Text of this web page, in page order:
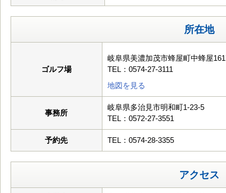
所在地
ゴルフ場
岐阜県美濃加茂市蜂屋町中蜂屋
TEL：0574-27-3111
地図を見る
事務所
岐阜県多治見市明和町1-23-5
TEL：0572-27-3551
予約先 TEL：0574-28-3355
アクセス